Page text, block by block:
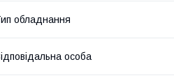
обладнання
особа